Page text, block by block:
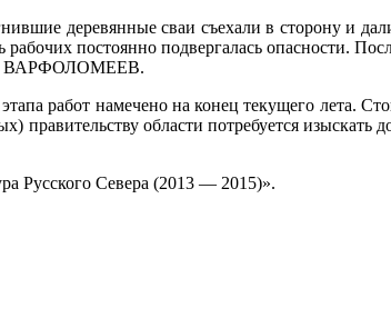
деревянные сваи съехали в сторону и
постоянно подвергалась опасности.
ВАРФОЛОМЕЕВ.
работ намечено на конец текущего лета.
области потребуется изыскать
Русского Севера (2013 — 2015)».